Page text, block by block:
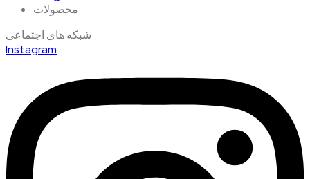
محصولات
شبکه های اجتماعی
Instagram